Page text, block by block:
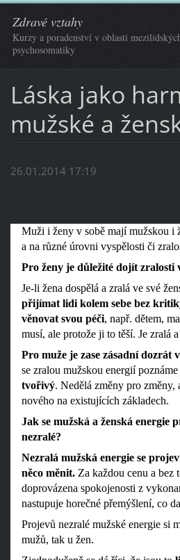
Zdravé vztahy
Kurzy a poradenství v oblasti
psychosomatiky
Láska jako
mužské a
26.01.2014 17:19
Muži i ženy v sobě mají mužskou i
a na různé úrovni vyspělosti či
Pro ženy je důležité dojít zralosti
Je-li žena dospělá a zralá ve své
přijímat lidi kolem sebe bez
věnovat svou péči, např. dětem,
musí, ale protože ji to těší. Je zralá
Pro muže je zase zásadní dozrát
se zralou mužskou energií
tvořivý. Nedělá změny pro změny,
nového na existujících základech.
Jak se mužská a ženská energie
nezralé?
Nezralá mužská energie se
něco měnit.Za každou cenu a bez
doprovázena spokojenosti z
nastupuje horečné přemýšlení, co
Projevů nezralé mužské energie si
mužů, tak u žen.